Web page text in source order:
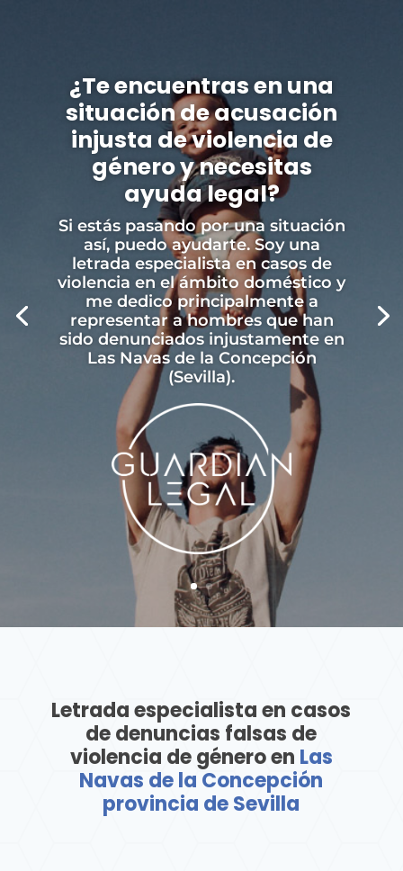
¿Te encuentras en una
situación de acusación
injusta de violencia de
género y necesitas
ayuda legal?
Si estás pasando por una situación
así, puedo ayudarte. Soy una
letrada especialista en casos de
violencia en el ámbito doméstico y
me dedico principalmente a
representar a hombres que han
sido denunciados injustamente en
Las Navas de la Concepción
(Sevilla).
Letrada especialista en casos
de denuncias falsas de
violencia de género en Las
Navas de la Concepción
provincia de Sevilla